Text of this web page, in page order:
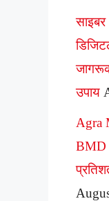
उपाय
Agra
BMD